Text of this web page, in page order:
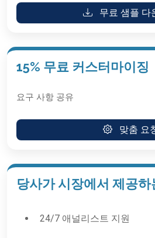
무료 샘플 다
15% 무료 커스터마이징
요구 사항 공유
맞춤 요
당사가 시장에서 제공하
24/7 애널리스트 지원